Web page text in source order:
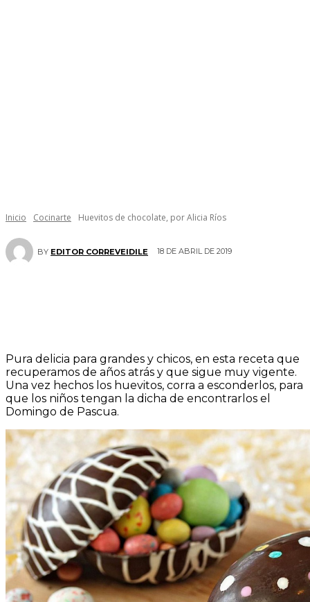
Inicio Cocinarte Huevitos de chocolate, por Alicia Ríos
BY EDITOR CORREVEIDILE 18 DE ABRIL DE 2019
Pura delicia para grandes y chicos, en esta receta que
recuperamos de años atrás y que sigue muy vigente.
Una vez hechos los huevitos, corra a esconderlos, para
que los niños tengan la dicha de encontrarlos el
Domingo de Pascua.